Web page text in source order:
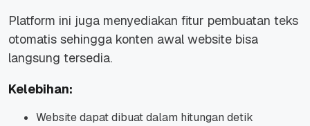
Platform ini juga menyediakan fitur pembuatan teks
otomatis sehingga konten awal website bisa
langsung tersedia.
Kelebihan:
Website dapat dibuat dalam hitungan detik